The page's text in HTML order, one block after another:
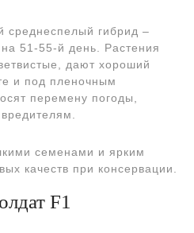
среднеспелый гибрид –
51-55-й день. Растения
дают хороший
и под пленочным
перемену погоды,
семенами и ярким
качеств при консервации.
F1